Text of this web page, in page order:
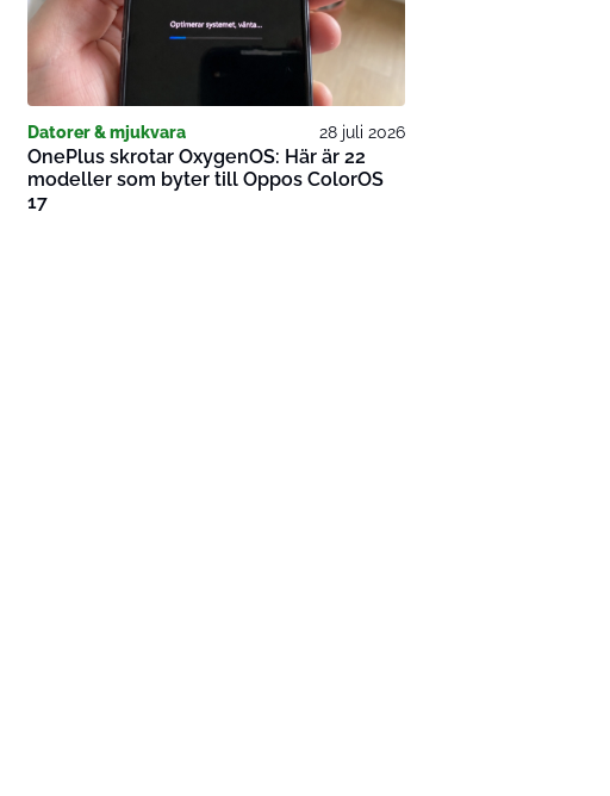
Datorer & mjukvara 28 juli 2026
OnePlus skrotar OxygenOS: Här är 22
modeller som byter till Oppos ColorOS
17